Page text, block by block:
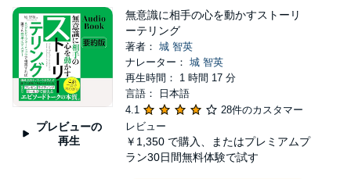
に変えませんか？ 机上の空論ではなく、現場で使
えるスキルをお伝えします。 2017年の冬。僕は大
学３年生のときにネットビジネスに出会いました。
それから今に至るまで、WEBの世界で何とか飯が食
えています。 普段はWEBマーケターとして企業様
の集客、商品販売フロー改善のお手伝いをしてま
す。そこで痛感するのは、「机上の空論は全く役に
プレビューの
再生
無意識に相手の心を動かすストーリ
ーテリング
著者： 城 智英
ナレーター： 城 智英
再生時間： 1 時間 17 分
言語： 日本語
4.1
28件のカスタマー
レビュー
￥1,350 で購入、またはプレミアムプ
ラン30日間無料体験で試す